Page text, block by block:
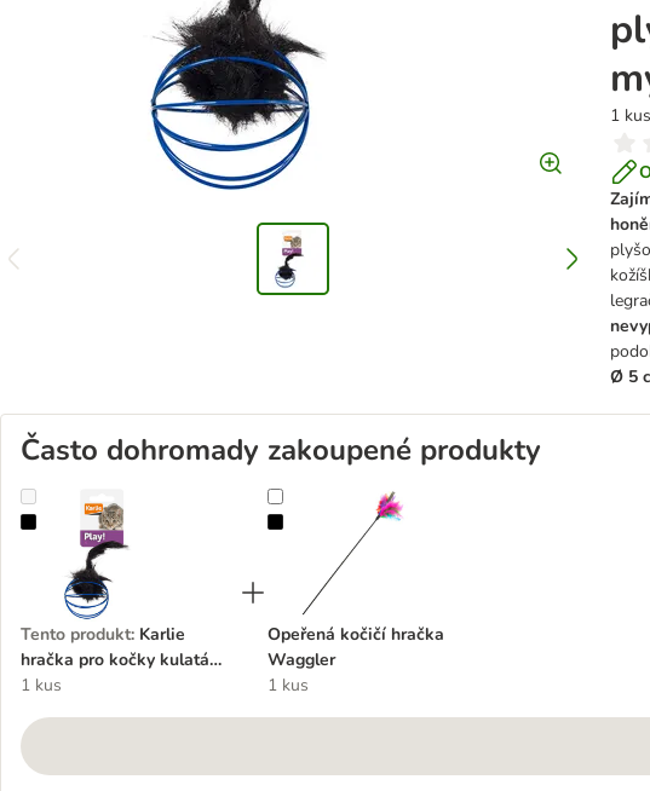
1 kus
Ø 5
Často dohromady zakoupené produkty
Karlie hračka pro kočky kulatá klícka s plyšovou myší
Tento produkt: Karlie
hračka pro kočky kulatá
klícka s plyšovou myší
1 kus
Opeřená kočičí hračka Waggler
Opeřená kočičí hračka
Waggler
1 kus